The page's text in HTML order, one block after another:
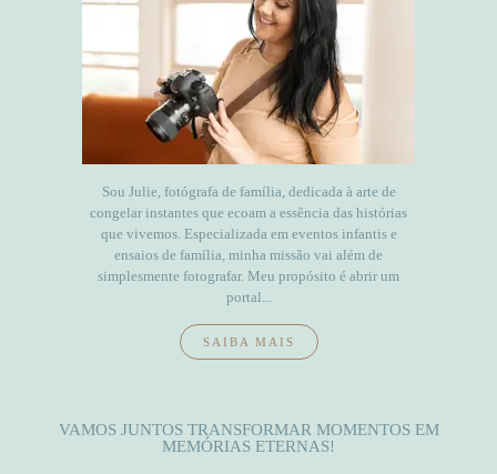
Sou Julie, fotógrafa de família, dedicada à arte de
congelar instantes que ecoam a essência das histórias
que vivemos. Especializada em eventos infantis e
ensaios de família, minha missão vai além de
simplesmente fotografar. Meu propósito é abrir um
portal...
SAIBA MAIS
VAMOS JUNTOS TRANSFORMAR MOMENTOS EM
MEMÓRIAS ETERNAS!